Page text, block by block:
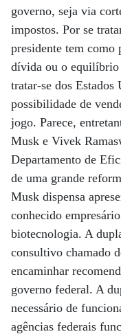
governo, seja via
impostos. Por se
presidente tem como
dívida ou o equilíbrio
tratar-se dos Estados
possibilidade de
jogo. Parece,
Musk e Vivek
Departamento de
de uma grande
Musk dispensa
conhecido
biotecnologia. A
consultivo chamado
encaminhar
governo federal. A
necessário de
agências federais